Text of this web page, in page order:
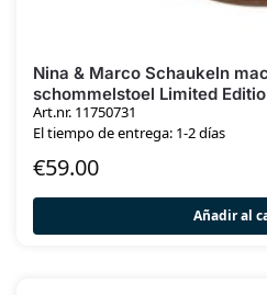
Nina & Marco Schaukeln
schommelstoel Limited
Art.nr. 11750731
El tiempo de entrega: 1-2 días
€59.00
Añadir al